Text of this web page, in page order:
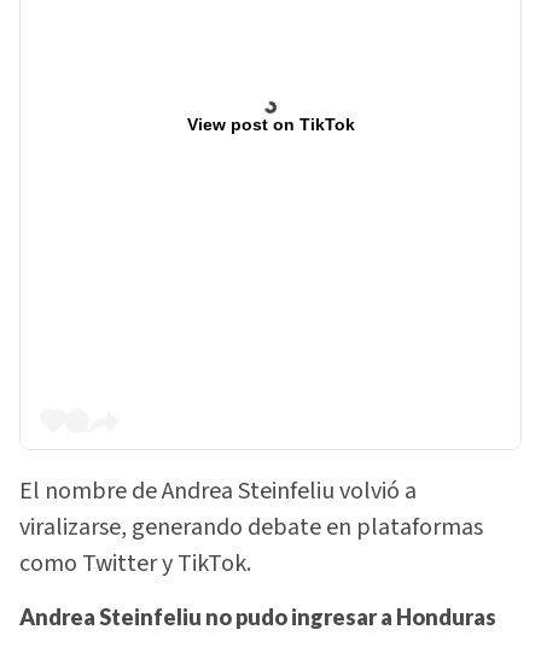
View post on TikTok
El nombre de Andrea Steinfeliu volvió a
viralizarse, generando debate en plataformas
como Twitter y TikTok.
Andrea Steinfeliu no pudo ingresar a Honduras